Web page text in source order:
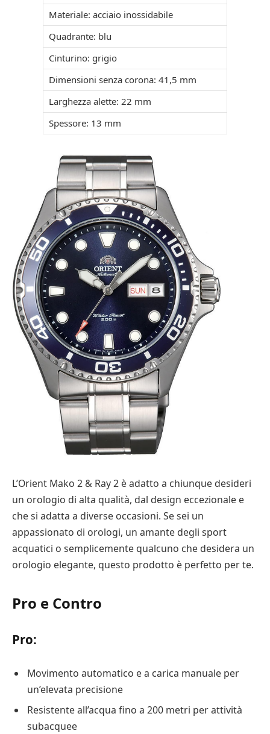
Materiale: acciaio inossidabile
Quadrante: blu
Cinturino: grigio
Dimensioni senza corona: 41,5 mm
Larghezza alette: 22 mm
Spessore: 13 mm
L’Orient Mako 2 & Ray 2 è adatto a chiunque desideri
un orologio di alta qualità, dal design eccezionale e
che si adatta a diverse occasioni. Se sei un
appassionato di orologi, un amante degli sport
acquatici o semplicemente qualcuno che desidera un
orologio elegante, questo prodotto è perfetto per te.
Pro e Contro
Pro:
Movimento automatico e a carica manuale per
un’elevata precisione
Resistente all’acqua fino a 200 metri per attività
subacquee